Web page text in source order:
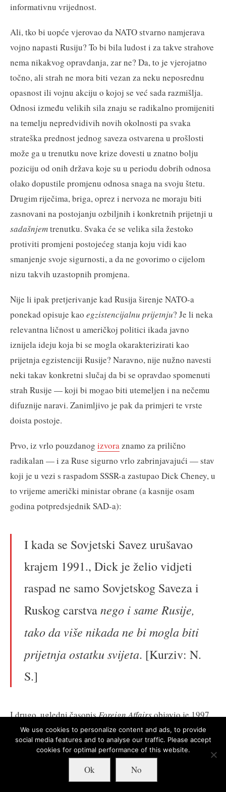
informativnu vrijednost.
Ali, tko bi uopće vjerovao da NATO stvarno namjerava
vojno napasti Rusiju? To bi bila ludost i za takve strahove
nema nikakvog opravdanja, zar ne? Da, to je vjerojatno
točno, ali strah ne mora biti vezan za neku neposrednu
opasnost ili vojnu akciju o kojoj se već sada razmišlja.
Odnosi između velikih sila znaju se radikalno promijeniti
na temelju nepredvidivih novih okolnosti pa svaka
strateška prednost jednog saveza ostvarena u prošlosti
može ga u trenutku nove krize dovesti u znatno bolju
poziciju od onih država koje su u periodu dobrih odnosa
olako dopustile promjenu odnosa snaga na svoju štetu.
Drugim riječima, briga, oprez i nervoza ne moraju biti
zasnovani na postojanju ozbiljnih i konkretnih prijetnji u
sadašnjemtrenutku. Svaka će se velika sila žestoko
protiviti promjeni postojećeg stanja koju vidi kao
smanjenje svoje sigurnosti, a da ne govorimo o cijelom
nizu takvih uzastopnih promjena.
Nije li ipak pretjerivanje kad Rusija širenje NATO-a
ponekad opisuje kao egzistencijalnu prijetnju? Je li neka
relevantna ličnost u američkoj politici ikada javno
iznijela ideju koja bi se mogla okarakterizirati kao
prijetnja egzistenciji Rusije? Naravno, nije nužno navesti
neki takav konkretni slučaj da bi se opravdao spomenuti
strah Rusije — koji bi mogao biti utemeljen i na nečemu
difuznije naravi. Zanimljivo je pak da primjeri te vrste
doista postoje.
Prvo, iz vrlo pouzdanog izvoraznamo za prilično
radikalan — i za Ruse sigurno vrlo zabrinjavajući — stav
koji je u vezi s raspadom SSSR-a zastupao Dick Cheney, u
to vrijeme američki ministar obrane (a kasnije osam
godina potpredsjednik SAD-a):
I kada se Sovjetski Savez urušavao
krajem 1991., Dick je želio vidjeti
raspad ne samo Sovjetskog Saveza i
Ruskog carstvanego i same Rusije,
tako da više nikada ne bi mogla biti
prijetnja ostatku svijeta. [Kurziv: N.
S.]
I drugo, ugledni časopisForeign Affairsobjavio je 1997.
članak“A geostrategy for Eurasia“ Zbigniewa
Brzezinskog, nekadašnjeg Carterovog savjetnika za
nacionalnu sigurnost. Tu se izlaže strategija kojom bi se
političkim manevriranjem i diplomatskim
We use cookies to personalize content and ads, to provide
social media features and to analyse our traffic. Please accept
cookies for optimal performance of this website.
Ok No